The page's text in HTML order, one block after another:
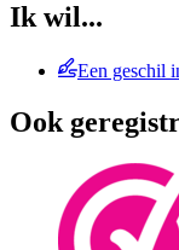
Ik wil...
Een geschil
Ook